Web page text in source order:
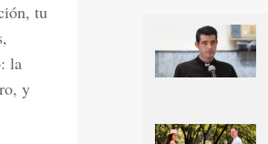
tu
la
y